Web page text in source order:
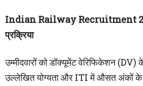
Indian Railway Recruitment
प्रक्रिया
उम्मीदवारों को डॉक्यूमेंट वेरिफिकेशन (DV)
उल्लेखित योग्यता और ITI में औसत अंकों के